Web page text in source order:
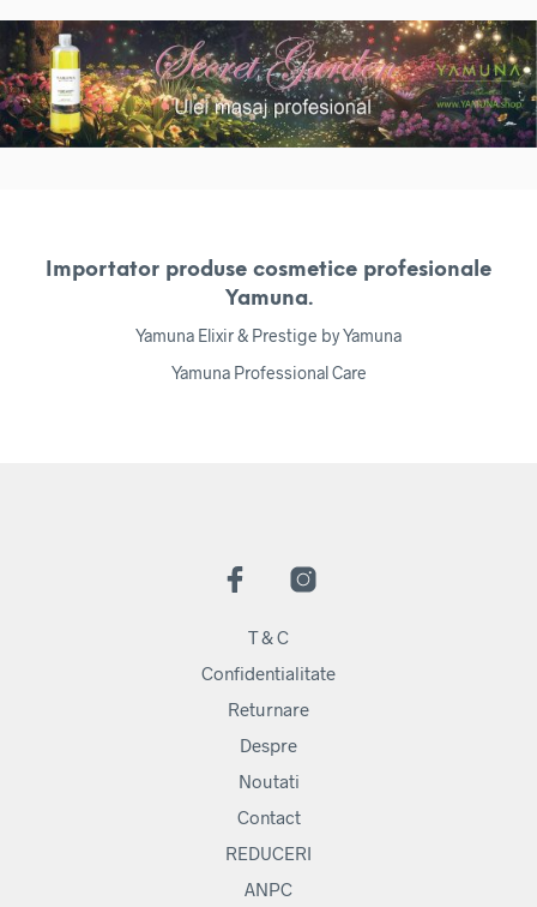
Importator produse cosmetice profesionale
Yamuna.
Yamuna Elixir & Prestige by Yamuna
Yamuna Professional Care
T & C
Confidentialitate
Returnare
Despre
Noutati
Contact
REDUCERI
ANPC